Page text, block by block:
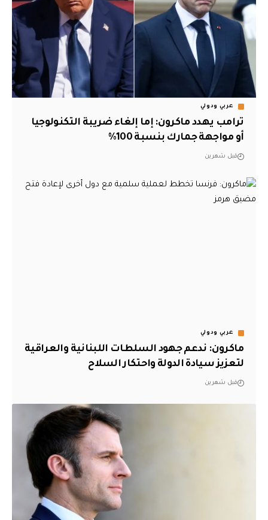
عربي ودولي
ترامب يهدد ماكرون: إما إلغاء ضريبة التكنولوجيا
أو مواجهة جمارك بنسبة 100%
قبل شهرين
عربي ودولي
ماكرون: ندعم جهود السلطات اللبنانية والعراقية
لتعزيز سيادة الدولة واحتكار السلاح
قبل شهرين